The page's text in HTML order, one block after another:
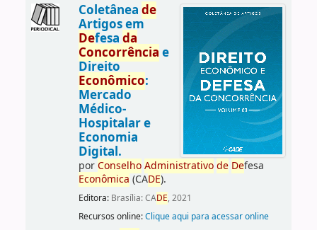
Coletânea de
Artigos em
Defesa da
Concorrência e
Direito
Econômico:
Mercado
Médico-
Hospitalar e
Economia
Digital.
porConselho Administrativo de Defesa
Econômica (CADE).
Editora: Brasília: CADE, 2021
Recursos online:Clique aqui para acessar online